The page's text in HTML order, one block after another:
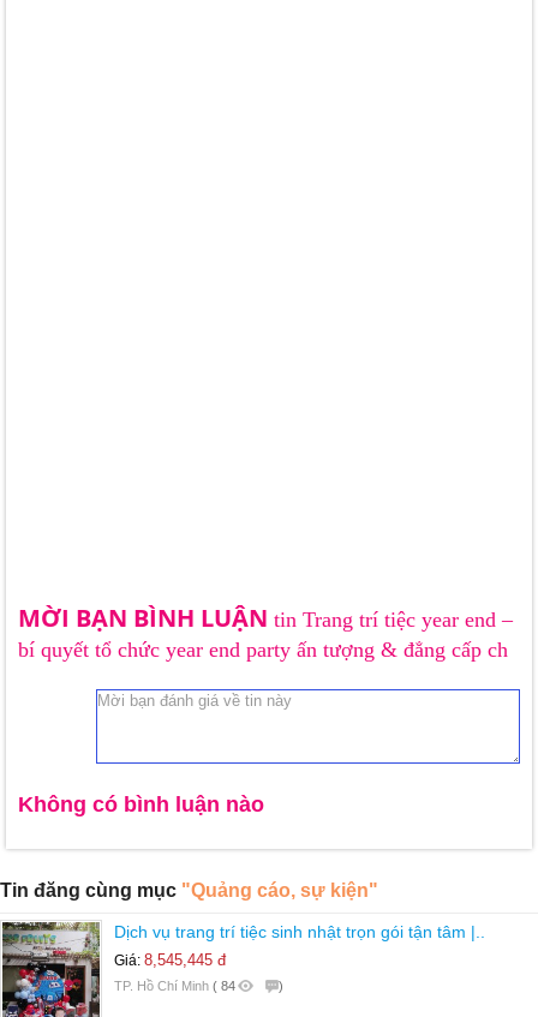
MỜI BẠN BÌNH LUẬN tin Trang trí tiệc year end –
bí quyết tổ chức year end party ấn tượng & đẳng cấp ch
Không có bình luận nào
Tin đăng cùng mục "Quảng cáo, sự kiện"
Dịch vụ trang trí tiệc sinh nhật trọn gói tận tâm |..
Giá: 8,545,445 đ
TP. Hồ Chí Minh ( 84 )